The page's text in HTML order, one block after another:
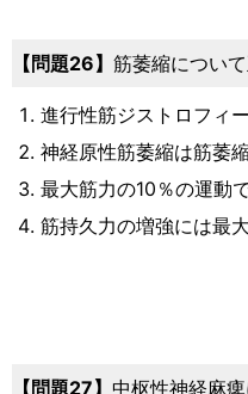
26 筋萎縮につい
進行性筋ジストロフィ
神経原性筋萎縮は筋萎
最大筋力の10％の運動
筋持久力の増強には最
27 中枢性神経麻